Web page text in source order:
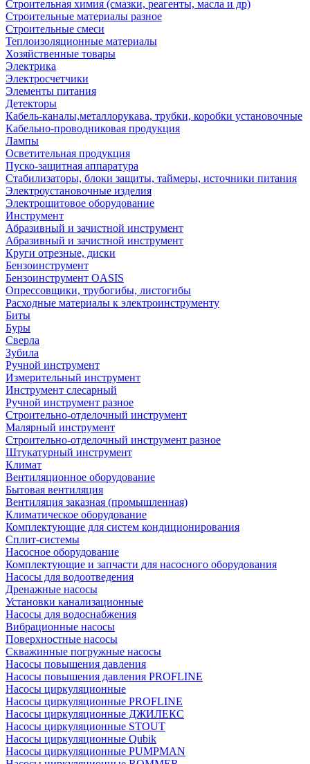
Строительная химия (смазки, реагенты, масла и др)
Строительные материалы разное
Строительные смеси
Теплоизоляционные материалы
Хозяйственные товары
Электрика
Электросчетчики
Элементы питания
Детекторы
Кабель-каналы,металлорукава, трубки, коробки установочные
Кабельно-проводниковая продукция
Лампы
Осветительная продукция
Пуско-защитная аппаратура
Стабилизаторы, блоки защиты, таймеры, источники питания
Электроустановочные изделия
Электрощитовое оборудование
Инструмент
Абразивный и зачистной инструмент
Абразивный и зачистной инструмент
Круги отрезные, диски
Бензоинструмент
Бензоинструмент OASIS
Опрессовщики, трубогибы, листогибы
Расходные материалы к электроинструменту
Биты
Буры
Сверла
Зубила
Ручной инструмент
Измерительный инструмент
Инструмент слесарный
Ручной инструмент разное
Строительно-отделочный инструмент
Малярный инструмент
Строительно-отделочный инструмент разное
Штукатурный инструмент
Климат
Вентиляционное оборудование
Бытовая вентиляция
Вентиляция заказная (промышленная)
Климатическое оборудование
Комплектующие для систем кондиционирования
Сплит-системы
Насосное оборудование
Комплектующие и запчасти для насосного оборудования
Насосы для водоотведения
Дренажные насосы
Установки канализационные
Насосы для водоснабжения
Вибрационные насосы
Поверхностные насосы
Скважинные погружные насосы
Насосы повышения давления
Насосы повышения давления PROFLINE
Насосы циркуляционные
Насосы циркуляционные PROFLINE
Насосы циркуляционные ДЖИЛЕКС
Насосы циркуляционные STOUT
Насосы циркуляционные Qubik
Насосы циркуляционные PUMPMAN